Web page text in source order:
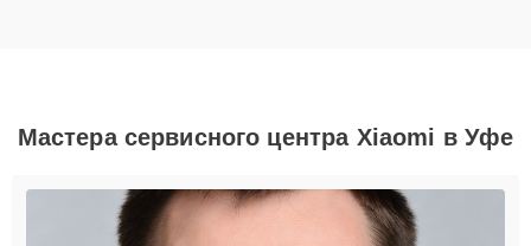
Мастера сервисного центра Xiaomi в Уфе